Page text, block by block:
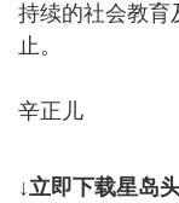
持续的社会教育
止。
辛正儿
↓立即下载星岛